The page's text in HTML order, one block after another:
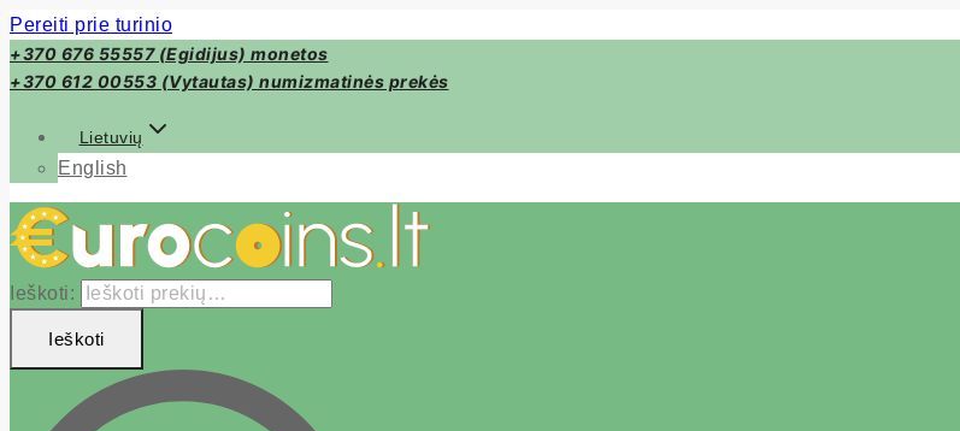
Pereiti prie turinio
+370 676 55557 (Egidijus) monetos
+370 612 00553 (Vytautas) numizmatinės prekės
Lietuvių
English
Ieškoti:
Ieškoti